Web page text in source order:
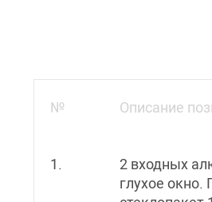
№ Описание
1.
2 входных
глухое